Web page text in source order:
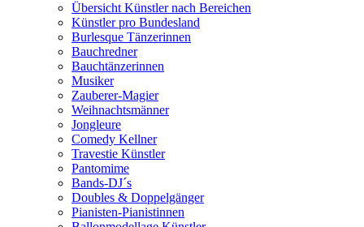
Übersicht Künstler nach Bereichen
Künstler pro Bundesland
Burlesque Tänzerinnen
Bauchredner
Bauchtänzerinnen
Musiker
Zauberer-Magier
Weihnachtsmänner
Jongleure
Comedy Kellner
Travestie Künstler
Pantomime
Bands-DJ´s
Doubles & Doppelgänger
Pianisten-Pianistinnen